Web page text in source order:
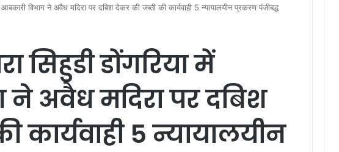
आबकारी विभाग ने अवैध मदिरा पर दबिश देकर की जब्ती की कार्यवाही 5 न्यायालयीन प्रकरण पंजीबद्ध
सिहुडी डोंगरिया में
ने अवैध मदिरा पर दबिश
कार्यवाही 5 न्यायालयीन